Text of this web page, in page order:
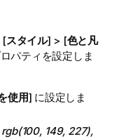
[スタイル] > [色と凡
パティを設定しま
使用] に設定しま
149, 227),